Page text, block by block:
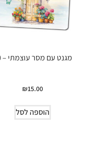
מגנט עם מסר עוצמתי – 10
₪15.00
הוספה לסל